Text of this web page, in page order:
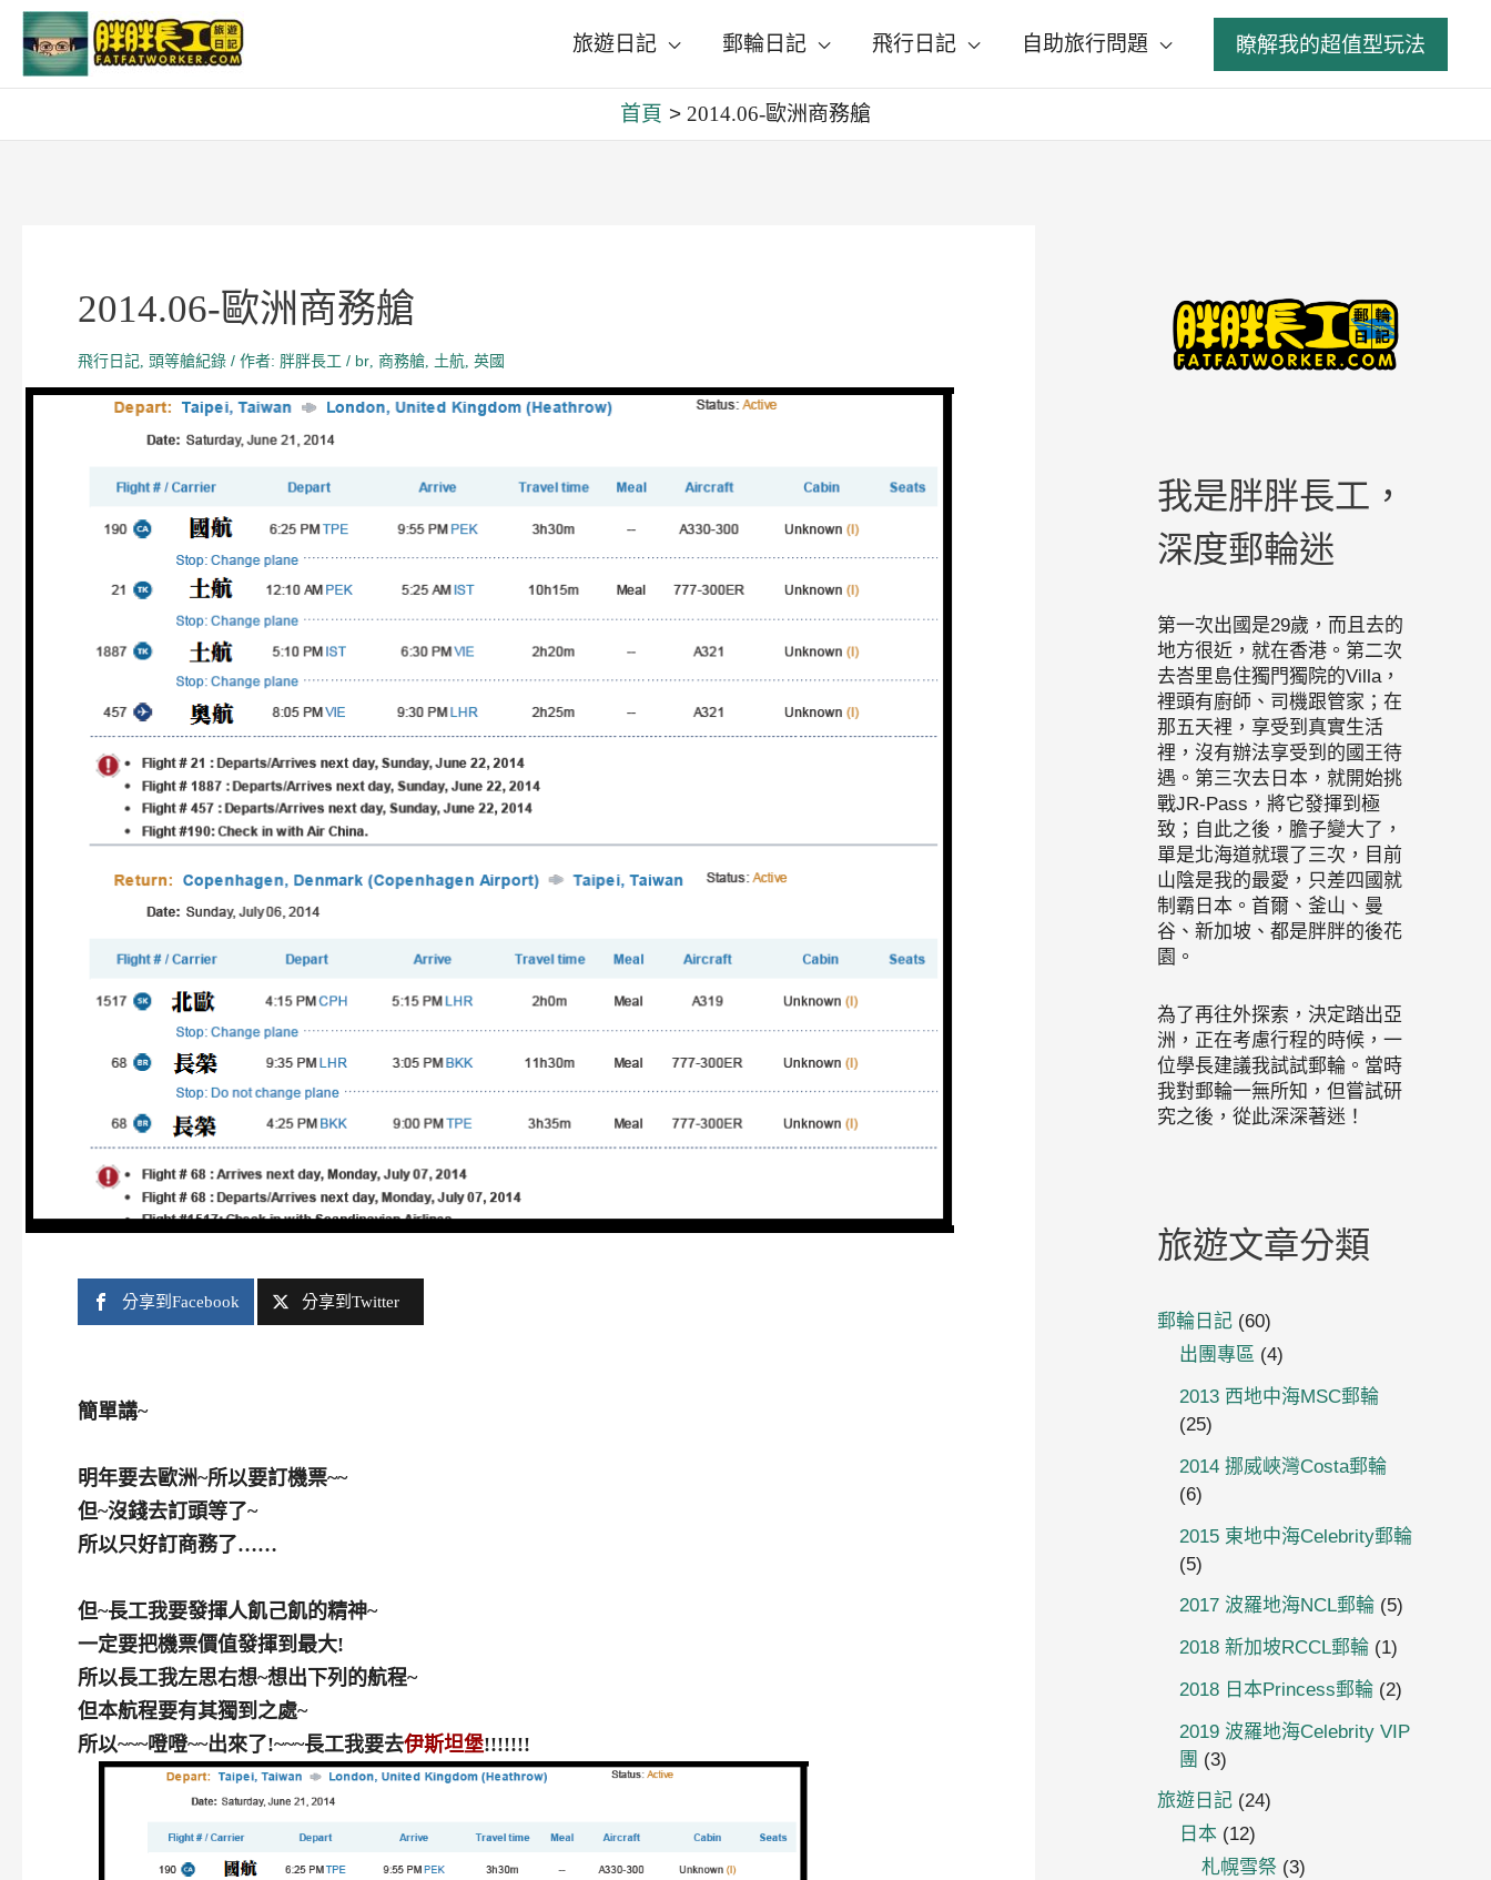
旅遊日記 郵輪日記 飛行日記 自助旅行問題 瞭解我的超值型玩法
首頁 2014.06-歐洲商務艙
2014.06-歐洲商務艙
飛行日記, 頭等艙紀錄 / 作者: 胖胖長工 / br, 商務艙, 土航, 英國
分享到Facebook 分享到Twitter
簡單講~
明年要去歐洲~所以要訂機票~~
但~沒錢去訂頭等了~
所以只好訂商務了……
但~長工我要發揮人飢己飢的精神~
一定要把機票價值發揮到最大!
所以長工我左思右想~想出下列的航程~
但本航程要有其獨到之處~
所以~~~噔噔~~出來了!~~~長工我要去伊斯坦堡!!!!!!!
我是胖胖長工，
深度郵輪迷
第一次出國是29歲，而且去的
地方很近，就在香港。第二次
去峇里島住獨門獨院的Villa，
裡頭有廚師、司機跟管家；在
那五天裡，享受到真實生活
裡，沒有辦法享受到的國王待
遇。第三次去日本，就開始挑
戰JR-Pass，將它發揮到極
致；自此之後，膽子變大了，
單是北海道就環了三次，目前
山陰是我的最愛，只差四國就
制霸日本。首爾、釜山、曼
谷、新加坡、都是胖胖的後花
園。
為了再往外探索，決定踏出亞
洲，正在考慮行程的時候，一
位學長建議我試試郵輪。當時
我對郵輪一無所知，但嘗試研
究之後，從此深深著迷！
旅遊文章分類
郵輪日記(60)
出團專區 (4)
2013 西地中海MSC郵輪
(25)
2014 挪威峽灣Costa郵輪
(6)
2015 東地中海Celebrity郵輪
(5)
2017 波羅地海NCL郵輪(5)
2018 新加坡RCCL郵輪(1)
2018 日本Princess郵輪(2)
2019 波羅地海Celebrity VIP
團 (3)
旅遊日記(24)
日本(12)
札幌雪祭 (3)